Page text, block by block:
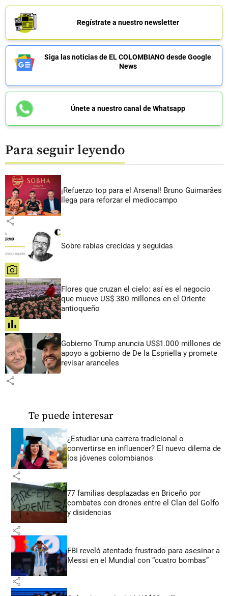
Regístrate a nuestro newsletter
Siga las noticias de EL COLOMBIANO desde Google
News
Únete a nuestro canal de Whatsapp
Para seguir leyendo
¡Refuerzo top para el Arsenal! Bruno Guimarães
llega para reforzar el mediocampo
share
Sobre rabias crecidas y seguidas
share
Flores que cruzan el cielo: así es el negocio
que mueve US$ 380 millones en el Oriente
antioqueño
share
Gobierno Trump anuncia US$1.000 millones de
apoyo a gobierno de De la Espriella y promete
revisar aranceles
share
Te puede interesar
¿Estudiar una carrera tradicional o
convertirse en influencer? El nuevo dilema de
los jóvenes colombianos
share
77 familias desplazadas en Briceño por
combates con drones entre el Clan del Golfo
y disidencias
share
FBI reveló atentado frustrado para asesinar a
Messi en el Mundial con “cuatro bombas”
share